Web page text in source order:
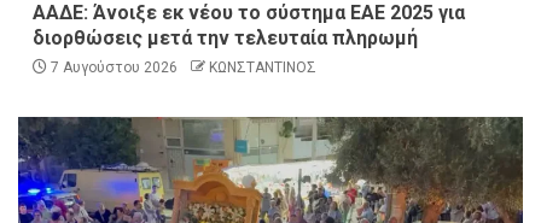
ΑΑΔΕ: Άνοιξε εκ νέου το σύστημα ΕΑΕ 2025 για
διορθώσεις μετά την τελευταία πληρωμή
7 Αυγούστου 2026 ΚΩΝΣΤΑΝΤΙΝΟΣ